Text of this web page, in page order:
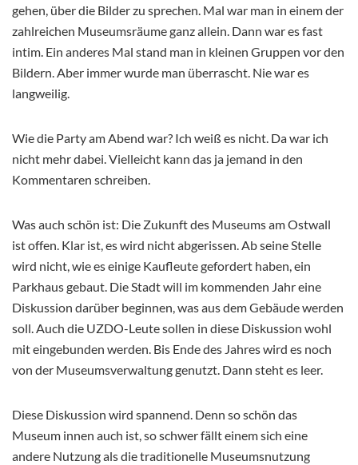
gehen, über die Bilder zu sprechen. Mal war man in einem der
zahlreichen Museumsräume ganz allein. Dann war es fast
intim. Ein anderes Mal stand man in kleinen Gruppen vor den
Bildern. Aber immer wurde man überrascht. Nie war es
langweilig.
Wie die Party am Abend war? Ich weiß es nicht. Da war ich
nicht mehr dabei. Vielleicht kann das ja jemand in den
Kommentaren schreiben.
Was auch schön ist: Die Zukunft des Museums am Ostwall
ist offen. Klar ist, es wird nicht abgerissen. Ab seine Stelle
wird nicht, wie es einige Kaufleute gefordert haben, ein
Parkhaus gebaut. Die Stadt will im kommenden Jahr eine
Diskussion darüber beginnen, was aus dem Gebäude werden
soll. Auch die UZDO-Leute sollen in diese Diskussion wohl
mit eingebunden werden. Bis Ende des Jahres wird es noch
von der Museumsverwaltung genutzt. Dann steht es leer.
Diese Diskussion wird spannend. Denn so schön das
Museum innen auch ist, so schwer fällt einem sich eine
andere Nutzung als die traditionelle Museumsnutzung